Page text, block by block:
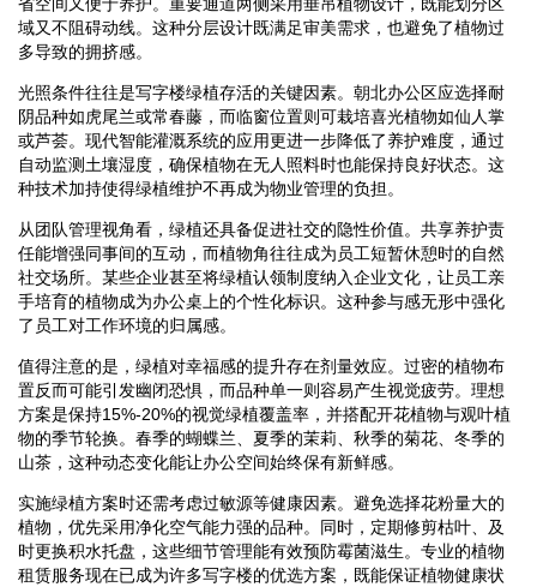
域又不阻碍动线。这种分层设计既满足审美需求，也避免了植物过
多导致的拥挤感。
光照条件往往是写字楼绿植存活的关键因素。朝北办公区应选择耐
阴品种如虎尾兰或常春藤，而临窗位置则可栽培喜光植物如仙人掌
或芦荟。现代智能灌溉系统的应用更进一步降低了养护难度，通过
自动监测土壤湿度，确保植物在无人照料时也能保持良好状态。这
种技术加持使得绿植维护不再成为物业管理的负担。
从团队管理视角看，绿植还具备促进社交的隐性价值。共享养护责
任能增强同事间的互动，而植物角往往成为员工短暂休憩时的自然
社交场所。某些企业甚至将绿植认领制度纳入企业文化，让员工亲
手培育的植物成为办公桌上的个性化标识。这种参与感无形中强化
了员工对工作环境的归属感。
值得注意的是，绿植对幸福感的提升存在剂量效应。过密的植物布
置反而可能引发幽闭恐惧，而品种单一则容易产生视觉疲劳。理想
方案是保持15%-20%的视觉绿植覆盖率，并搭配开花植物与观叶植
物的季节轮换。春季的蝴蝶兰、夏季的茉莉、秋季的菊花、冬季的
山茶，这种动态变化能让办公空间始终保有新鲜感。
实施绿植方案时还需考虑过敏源等健康因素。避免选择花粉量大的
植物，优先采用净化空气能力强的品种。同时，定期修剪枯叶、及
时更换积水托盘，这些细节管理能有效预防霉菌滋生。专业的植物
租赁服务现在已成为许多写字楼的优选方案，既能保证植物健康状